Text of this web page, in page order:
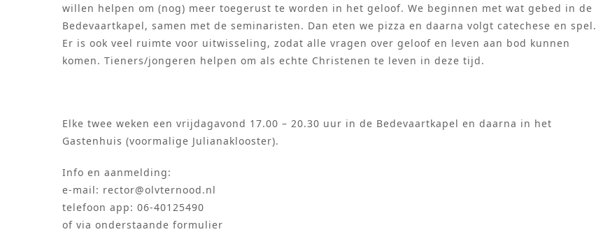
willen helpen om (nog) meer toegerust te worden in het geloof. We beginnen met wat gebed in de
Bedevaartkapel, samen met de seminaristen. Dan eten we pizza en daarna volgt catechese en spel.
Er is ook veel ruimte voor uitwisseling, zodat alle vragen over geloof en leven aan bod kunnen
komen. Tieners/jongeren helpen om als echte Christenen te leven in deze tijd.
Elke twee weken een vrijdagavond 17.00 – 20.30 uur in de Bedevaartkapel en daarna in het
Gastenhuis (voormalige Julianaklooster).
Info en aanmelding:
e-mail: rector@olvternood.nl
telefoon app: 06-40125490
of via onderstaande formulier